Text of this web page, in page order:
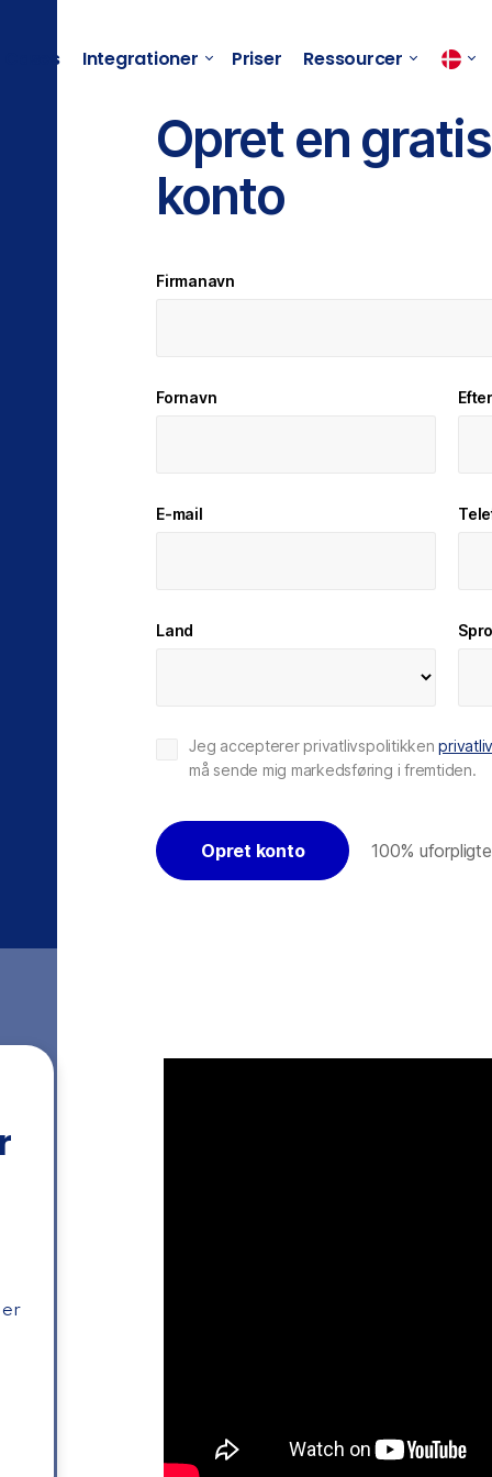
Cases Integrationer Priser Ressourcer
og
til
andre tøjvirksomheder
Shaping New
automatiske
Opret en gratis
konto
Firmanavn
Fornavn
E-mail
Land
Jeg accepterer privatlivspolitikken
må sende mig markedsføring i fremtiden.
Opret konto 100%